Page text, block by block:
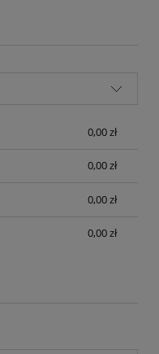
płatności
0,00 zł
0,00 zł
0,00 zł
0,00 zł